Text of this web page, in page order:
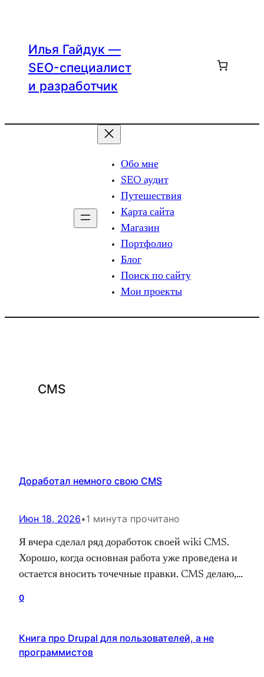
содержимому
Илья Гайдук —
SEO-специалист
и разработчик
Обо мне
SEO аудит
Путешествия
Карта сайта
Магазин
Портфолио
Блог
Поиск по сайту
Мои проекты
CMS
Доработал немного свою CMS
Июн 18, 2026•1 минута прочитано
Я вчера сделал ряд доработок своей wiki CMS.
Хорошо, когда основная работа уже проведена и
остается вносить точечные правки. CMS делаю,
Я работаю в интернете с 2010 года. Первая
специализация — SEO, продвинул и
0
Книга про Drupal для пользователей, а не
программистов